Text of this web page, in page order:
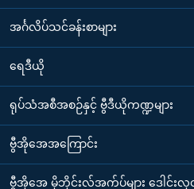
အင်္ဂလိပ်သင်ခန်းစာများ
ရေဒီယို
ရုပ်သံအစီအစဉ်နှင့် ဗွီဒီယိုကဏ္ဍများ
ဗွီအိုအေအကြောင်း
ဗွီအိုအေ မိုဘိုင်းလ်အက်ပ်များ ဒေါင်း